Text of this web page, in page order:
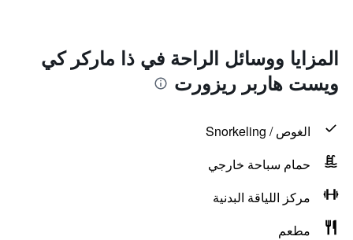
المزايا ووسائل الراحة في ذا ماركر كي
ويست هاربر ريزورت
الغوص / Snorkeling
حمام سباحة خارجي
مركز اللياقة البدنية
مطعم